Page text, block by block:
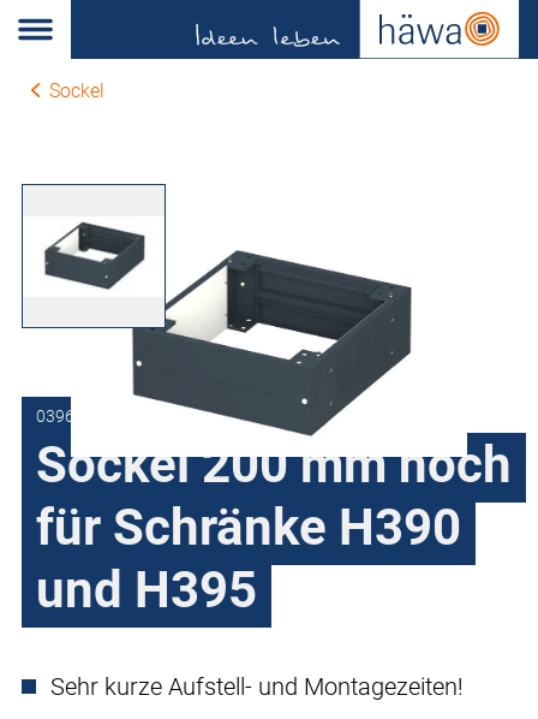
Sockel
0396.8002.80.37
Sockel 200 mm hoch
für Schränke H390
und H395
Sehr kurze Aufstell- und Montagezeiten!